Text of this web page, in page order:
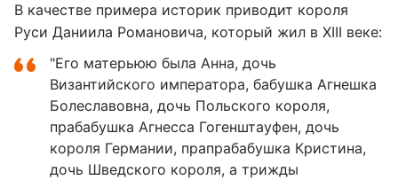
В качестве примера историк приводит короля
Руси Даниила Романовича, который жил в XIII веке:
"Его матерьюю была Анна, дочь
Византийского императора, бабушка Агнешка
Болеславовна, дочь Польского короля,
прабабушка Агнесса Гогенштауфен, дочь
короля Германии, прапрабабушка Кристина,
дочь Шведского короля, а трижды